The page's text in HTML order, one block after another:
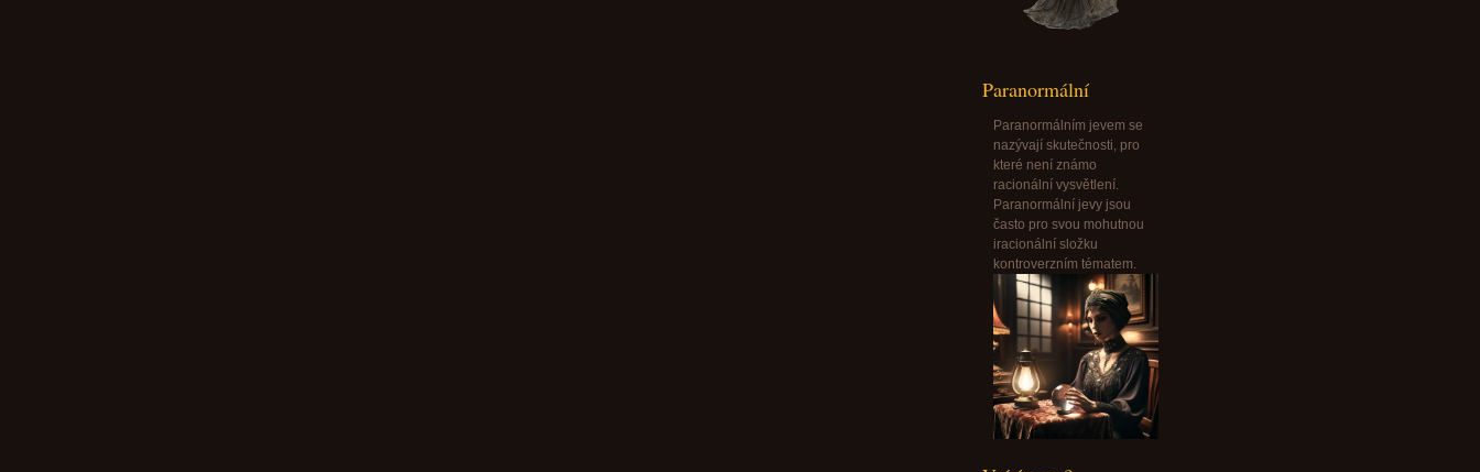
Paranormální
Paranormálním jevem se
nazývají skutečnosti, pro
které není známo
racionální vysvětlení.
Paranormální jevy jsou
často pro svou mohutnou
iracionální složku
kontroverzním tématem.